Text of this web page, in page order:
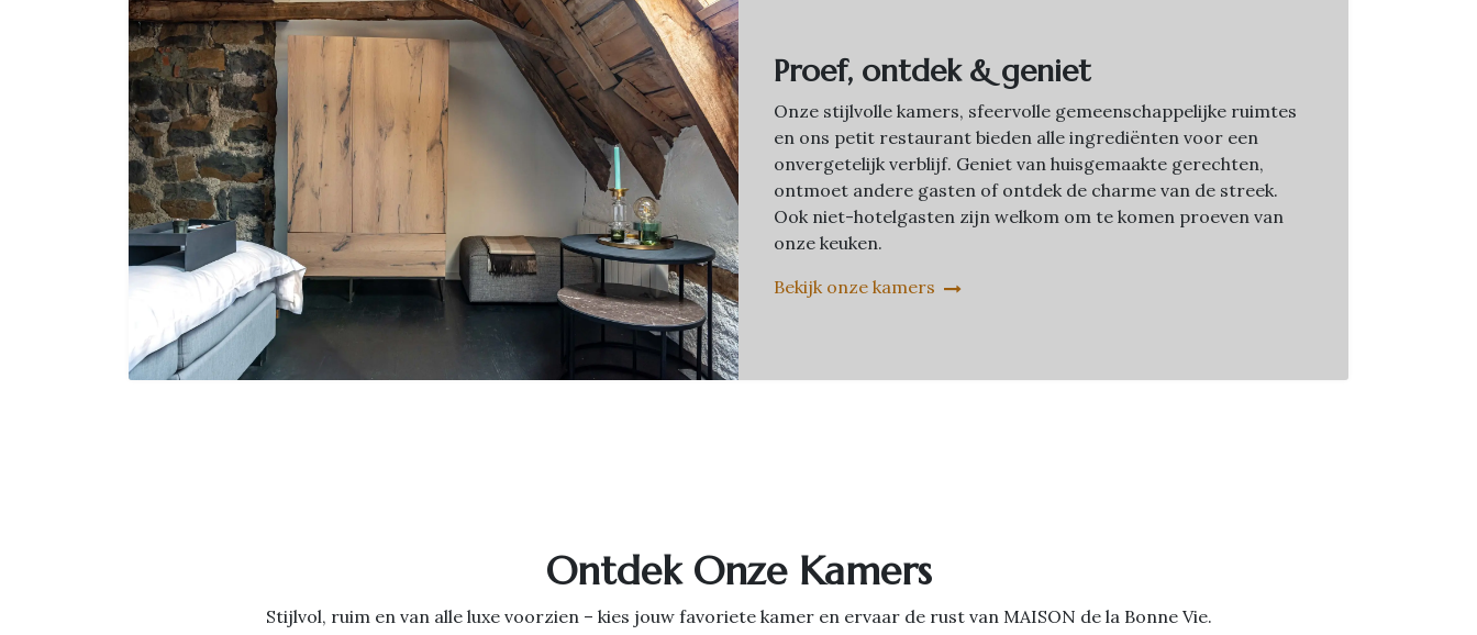
Proef, ontdek & geniet
Onze stijlvolle kamers, sfeervolle gemeenschappelijke ruimtes
en ons petit restaurant bieden alle ingrediënten voor een
onvergetelijk verblijf. Geniet van huisgemaakte gerechten,
ontmoet andere gasten of ontdek de charme van de streek.
Ook niet-hotelgasten zijn welkom om te komen proeven van
onze keuken.
Bekijk onze kamers
Ontdek Onze Kamers
Stijlvol, ruim en van alle luxe voorzien – kies jouw favoriete kamer en ervaar de rust van MAISON de la Bonne Vie.